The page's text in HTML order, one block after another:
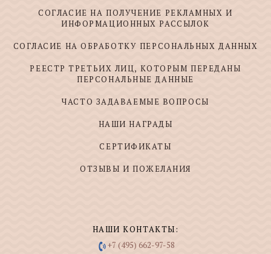
СОГЛАСИЕ НА ПОЛУЧЕНИЕ РЕКЛАМНЫХ И
ИНФОРМАЦИОННЫХ РАССЫЛОК
СОГЛАСИЕ НА ОБРАБОТКУ ПЕРСОНАЛЬНЫХ ДАННЫХ
РЕЕСТР ТРЕТЬИХ ЛИЦ, КОТОРЫМ ПЕРЕДАНЫ
ПЕРСОНАЛЬНЫЕ ДАННЫЕ
ЧАСТО ЗАДАВАЕМЫЕ ВОПРОСЫ
НАШИ НАГРАДЫ
СЕРТИФИКАТЫ
ОТЗЫВЫ И ПОЖЕЛАНИЯ
НАШИ КОНТАКТЫ:
+7 (495) 662-97-58